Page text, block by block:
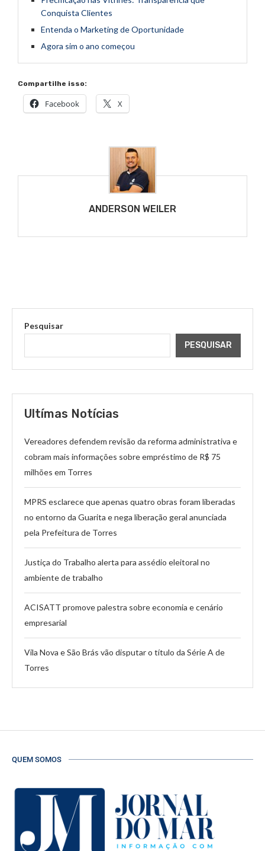
Conquista Clientes
Entenda o Marketing de Oportunidade
Agora sim o ano começou
Compartilhe isso:
Facebook X
ANDERSON WEILER
Pesquisar
PESQUISAR
Ultímas Notícias
Vereadores defendem revisão da reforma administrativa e
cobram mais informações sobre empréstimo de R$ 75
milhões em Torres
MPRS esclarece que apenas quatro obras foram liberadas
no entorno da Guarita e nega liberação geral anunciada
pela Prefeitura de Torres
Justiça do Trabalho alerta para assédio eleitoral no
ambiente de trabalho
ACISATT promove palestra sobre economia e cenário
empresarial
Vila Nova e São Brás vão disputar o título da Série A de
Torres
QUEM SOMOS